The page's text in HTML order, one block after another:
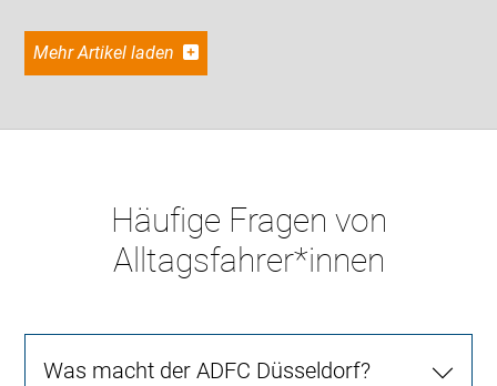
Mehr Artikel laden
Häufige Fragen von
Alltagsfahrer*innen
Was macht der ADFC Düsseldorf?